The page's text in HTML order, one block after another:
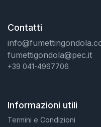
Contatti
fumettigondola@pec.it
+39 041-4967706
Informazioni utili
Termini e Condizioni